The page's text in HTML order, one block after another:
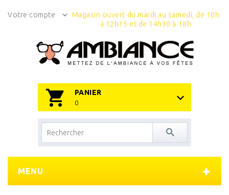
Votre compte
Magasin ouvert du mardi au samedi, de 10h
à 12h15 et de 14h30 à 18h
PANIER
0
MENU